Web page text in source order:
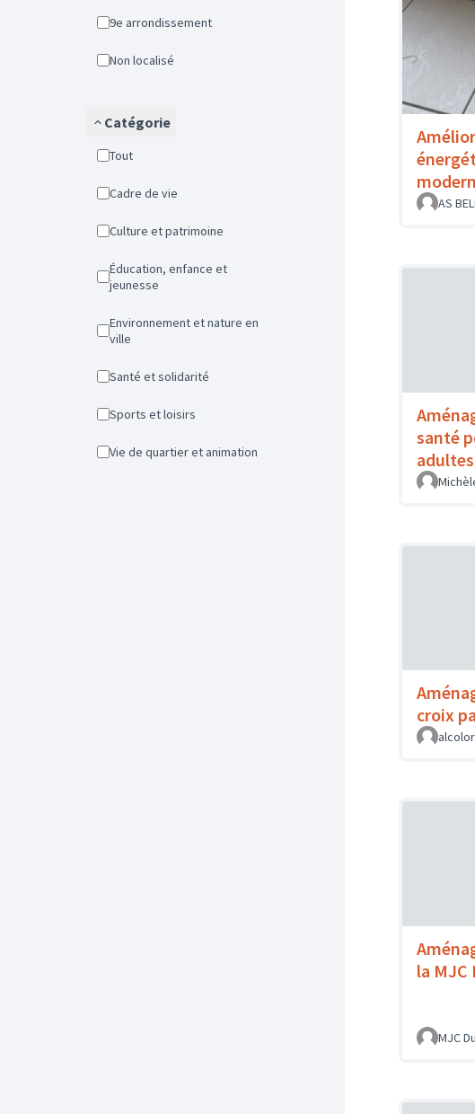
9e arrondissement
Non localisé
Catégorie
Tout
Cadre de vie
Culture et patrimoine
Éducation, enfance et
jeunesse
Environnement et nature en
ville
Santé et solidarité
Sports et loisirs
Vie de quartier et animation
AS
santé
croix
la MJC
MJC